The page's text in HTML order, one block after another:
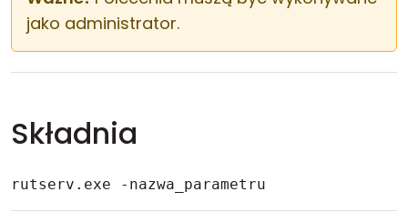
jako administrator.
Składnia
rutserv.exe -nazwa_parametru